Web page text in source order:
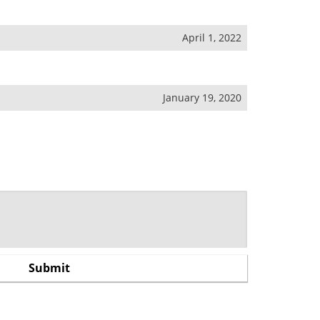
April 1, 2022
January 19, 2020